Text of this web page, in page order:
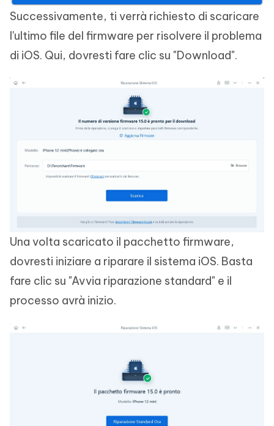
Successivamente, ti verrà richiesto di scaricare
l'ultimo file del firmware per risolvere il problema
di iOS. Qui, dovresti fare clic su "Download".
Una volta scaricato il pacchetto firmware,
dovresti iniziare a riparare il sistema iOS. Basta
fare clic su "Avvia riparazione standard" e il
processo avrà inizio.